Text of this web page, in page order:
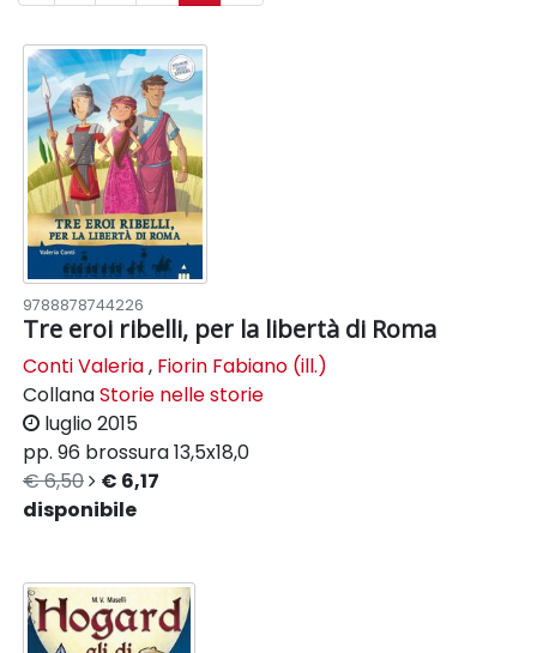
9788878744226
Tre eroi ribelli, per la libertà di Roma
Conti Valeria, Fiorin Fabiano (ill.)
CollanaStorie nelle storie
luglio 2015
pp. 96 brossura13,5x18,0
€ 6,50
€ 6,17
disponibile